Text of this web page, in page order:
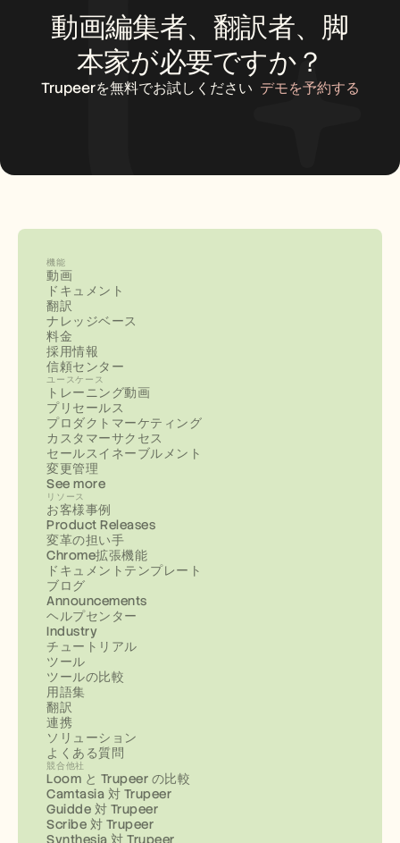
動画編集者、翻訳者、脚
本家が必要ですか？
Trupeerを無料でお試しください デモを予約する
機能
動画
ドキュメント
翻訳
ナレッジベース
料金
採用情報
信頼センター
ユースケース
トレーニング動画
プリセールス
プロダクトマーケティング
カスタマーサクセス
セールスイネーブルメント
変更管理
See more
リソース
お客様事例
Product Releases
変革の担い手
Chrome拡張機能
ドキュメントテンプレート
ブログ
Announcements
ヘルプセンター
Industry
チュートリアル
ツール
ツールの比較
用語集
翻訳
連携
ソリューション
よくある質問
競合他社
Loom と Trupeer の比較
Camtasia 対 Trupeer
Guidde 対 Trupeer
Scribe 対 Trupeer
Synthesia 対 Trupeer